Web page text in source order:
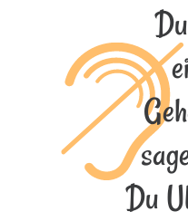
Du